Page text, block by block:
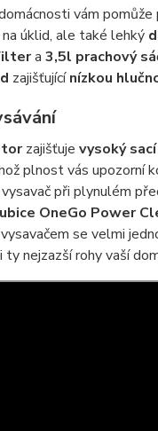
vám
úklid, ale také lehký
a 3,5l prachový
zajišťujícínízkou
zajišťuje vysoký
plnost vás upozorní
při plynulém
OneGo Power
se velmi
ty nejzazší rohy vaší